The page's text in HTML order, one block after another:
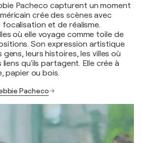
Pacheco capturent un moment
crée des scènes avec
et de réalisme.
où elle voyage comme toile de
Son expression artistique
leurs histoires, les villes où
qu'ils partagent. Elle crée à
papier ou bois.
Pacheco